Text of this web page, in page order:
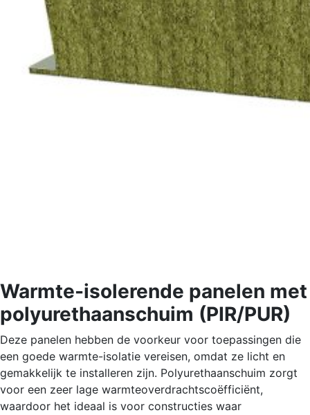
Warmte-isolerende panelen met
polyurethaanschuim (PIR/PUR)
Deze panelen hebben de voorkeur voor toepassingen die
een goede warmte-isolatie vereisen, omdat ze licht en
gemakkelijk te installeren zijn. Polyurethaanschuim zorgt
voor een zeer lage warmteoverdrachtscoëfficiënt,
waardoor het ideaal is voor constructies waar